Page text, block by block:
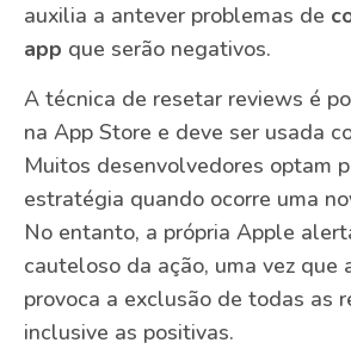
auxilia a antever problemas de
app que serão negativos.
A técnica de resetar reviews é
na App Store e deve ser usada
Muitos desenvolvedores optam
estratégia quando ocorre uma
No entanto, a própria Apple
cauteloso da ação, uma vez que
provoca a exclusão de todas as
inclusive as positivas.